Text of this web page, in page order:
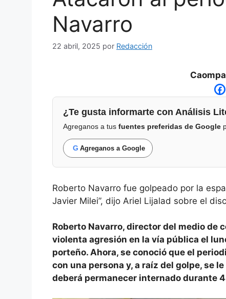
Navarro
22 abril, 2025 por Redacción
¿Te gusta informarte con Análisis
Agreganos a tus fuentes preferidas de Google
G Agreganos a Google
Roberto Navarro fue golpeado por la
Javier Milei”, dijo Ariel Lijalad sobre el
Roberto Navarro, director del medio de
violenta agresión en la vía pública el
porteño. Ahora, se conoció que el
con una persona y, a raíz del golpe, se
deberá permanecer internado durante